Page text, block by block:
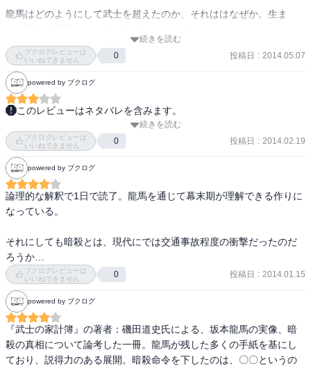
龍馬はどのようにして武士を超えたのか、それははなぜか。生ま
誰に暗殺されたのか、その黒幕はだれか・・・ここには何も謎はな
いと言い切る。大河ドラマに出ておりますね。
続きを読む
ブクログレビューは
いいねできません
0 投稿日 : 2014.05.07
powered by ブクログ
このレビューはネタバレを含みます。
龍馬暗殺犯を従来からの本命・見廻組であることをを古文書から検
証、同時に傍説に根拠がないことを証明している。
続きを読む
ブクログレビューは
いいねできません
0 投稿日 : 2014.02.19
powered by ブクログ
論理的な解釈で1日で読了。龍馬を通じて幕末期が理解できる作りに
なっている。
それにしても暗殺とは、現代にでは交通事故程度の衝撃だったのだ
ろうか…
ブクログレビューは
いいねできません
0 投稿日 : 2014.01.15
powered by ブクログ
『武士の家計簿』の著者：磯田道史氏による、坂本龍馬の実像、暗
殺の真相について論考した一冊。龍馬が残した多くの手紙を基にし
ており、説得力のある展開。暗殺命令を下したのは、〇〇というの